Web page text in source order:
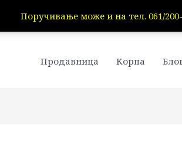
Поручивање може и на тел. 061/
Продавница Корпа